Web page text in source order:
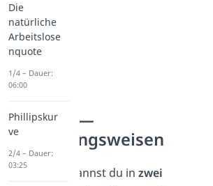
Kaufkraft —
Betrachtungsweisen
Die Kaufkraft kannst du in zwei
Die
natürliche
Arbeitslose
nquote
1/4 – Dauer:
06:00
Phillipskur
ve
2/4 – Dauer:
03:25